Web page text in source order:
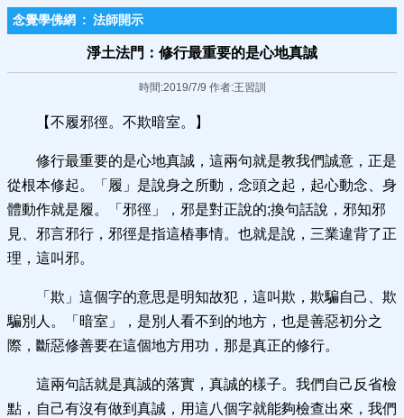
念覺學佛網 : 法師開示
淨土法門：修行最重要的是心地真誠
時間:2019/7/9 作者:王習訓
【不履邪徑。不欺暗室。】
修行最重要的是心地真誠，這兩句就是教我們誠意，正是
從根本修起。「履」是說身之所動，念頭之起，起心動念、身
體動作就是履。「邪徑」，邪是對正說的;換句話說，邪知邪
見、邪言邪行，邪徑是指這樁事情。也就是說，三業違背了正
理，這叫邪。
「欺」這個字的意思是明知故犯，這叫欺，欺騙自己、欺
騙別人。「暗室」，是別人看不到的地方，也是善惡初分之
際，斷惡修善要在這個地方用功，那是真正的修行。
這兩句話就是真誠的落實，真誠的樣子。我們自己反省檢
點，自己有沒有做到真誠，用這八個字就能夠檢查出來，我們